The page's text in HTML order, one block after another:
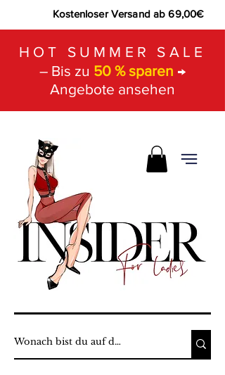
Kostenloser Versand ab 69,00€
HOT SUMMER SALE
– Bis zu 50 % sparen →
Angebote ansehen